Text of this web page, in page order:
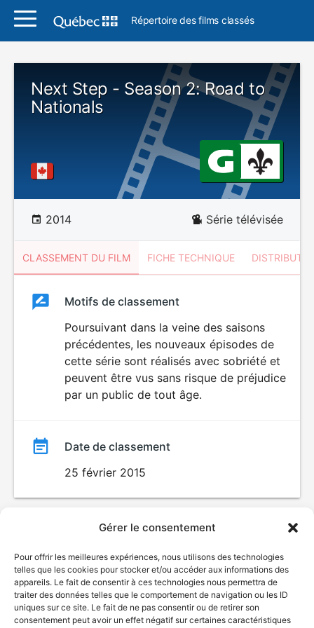
Gérer le consentement
Pour offrir les meilleures expériences, nous utilisons des technologies
telles que les cookies pour stocker et/ou accéder aux informations des
appareils. Le fait de consentir à ces technologies nous permettra de
traiter des données telles que le comportement de navigation ou les ID
uniques sur ce site. Le fait de ne pas consentir ou de retirer son
consentement peut avoir un effet négatif sur certaines caractéristiques
Répertoire des films classés
Next Step - Season 2: Road to
Nationals
2014 Série télévisée
CLASSEMENT DU FILM FICHE TECHNIQUE
ClassementClassement
Motifs de classement
Poursuivant dans la veine des saisons
précédentes, les nouveaux épisodes de
cette série sont réalisés avec sobriété et
peuvent être vus sans risque de préjudice
par un public de tout âge.
Date de classement
25 février 2015